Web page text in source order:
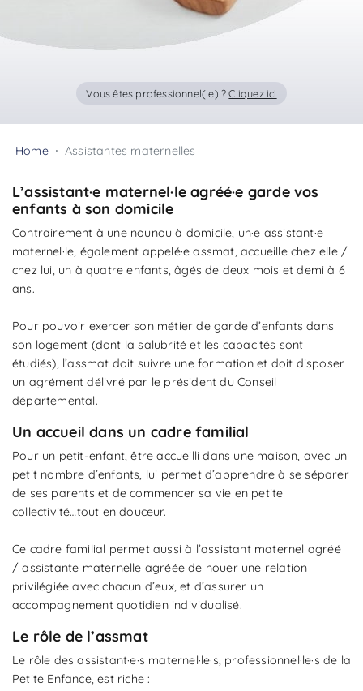
Vous êtes professionnel(le) ?Cliquez ici
Home Assistantes maternelles
L’assistant·e maternel·le agréé·e garde vos
enfants à son domicile
Contrairement à une nounou à domicile, un·e assistant·e
maternel·le, également appelé·e assmat, accueille chez elle /
chez lui, un à quatre enfants, âgés de deux mois et demi à 6
ans.
Pour pouvoir exercer son métier de garde d’enfants dans
son logement (dont la salubrité et les capacités sont
étudiés), l’assmat doit suivre une formation et doit disposer
un agrément délivré par le président du Conseil
départemental.
Un accueil dans un cadre familial
Pour un petit-enfant, être accueilli dans une maison, avec un
petit nombre d’enfants, lui permet d’apprendre à se séparer
de ses parents et de commencer sa vie en petite
collectivité…tout en douceur.
Ce cadre familial permet aussi à l’assistant maternel agréé
/ assistante maternelle agréée de nouer une relation
privilégiée avec chacun d’eux, et d’assurer un
accompagnement quotidien individualisé.
Le rôle de l’assmat
Le rôle des assistant·e·s maternel·le·s, professionnel·le·s de la
Petite Enfance, est riche :